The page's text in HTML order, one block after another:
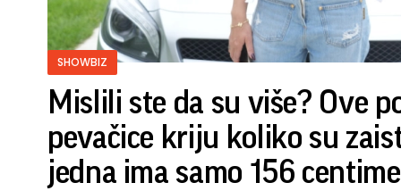
SHOWBIZ
Mislili ste da su više? Ove
pevačice kriju koliko su
jedna ima samo 156